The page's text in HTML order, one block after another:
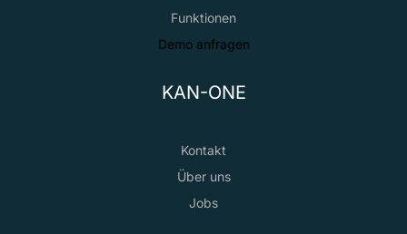
Funktionen
Demo anfragen
KAN-ONE
Kontakt
Über uns
Jobs